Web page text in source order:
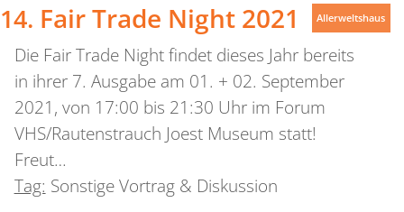
Fair Trade Night 2021
Die Fair Trade Night findet dieses Jahr bereits
in ihrer 7. Ausgabe am 01. + 02. September
2021, von 17:00 bis 21:30 Uhr im Forum
VHS/Rautenstrauch Joest Museum statt!
Freut…
Tag: Sonstige Vortrag & Diskussion
Allerweltshaus